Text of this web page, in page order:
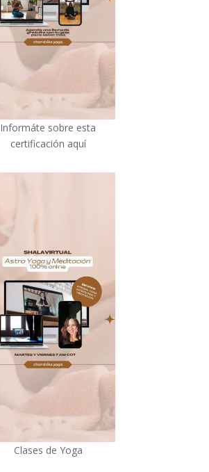
Informáte sobre esta
certificación aquí
Clases de Yoga